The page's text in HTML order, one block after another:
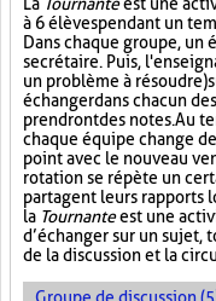
à 6 élèves pendant un
Dans chaque groupe, un
secrétaire. Puis,
un problème à résoudre)
échanger dans chacun
prendront des notes. Au
chaque équipe change
point avec le nouveau
rotation se répète un
partagent leurs rapports
la Tournanteest une
d’échanger sur un sujet,
de la discussion et la